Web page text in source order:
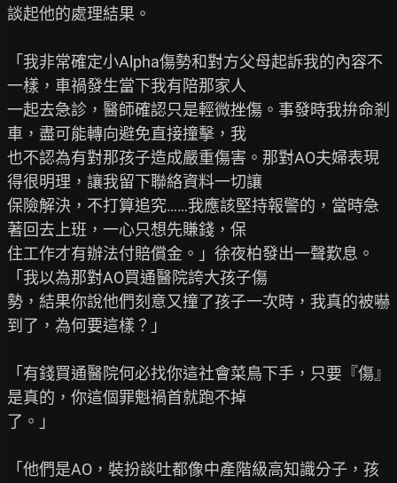
談起他的處理結果。
「我非常確定小Alpha傷勢和對方父母起訴我的內容不
一樣，車禍發生當下我有陪那家人
一起去急診，醫師確認只是輕微挫傷。事發時我拚命剎
車，盡可能轉向避免直接撞擊，我
也不認為有對那孩子造成嚴重傷害。那對AO夫婦表現
得很明理，讓我留下聯絡資料一切讓
保險解決，不打算追究……我應該堅持報警的，當時急
著回去上班，一心只想先賺錢，保
住工作才有辦法付賠償金。」徐夜柏發出一聲歎息。
「我以為那對AO買通醫院誇大孩子傷
勢，結果你說他們刻意又撞了孩子一次時，我真的被嚇
到了，為何要這樣？」
「有錢買通醫院何必找你這社會菜鳥下手，只要『傷』
是真的，你這個罪魁禍首就跑不掉
了。」
「他們是AO，裝扮談吐都像中產階級高知識分子，孩